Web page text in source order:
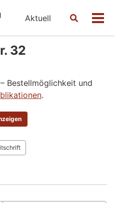
Aktuell
Toggle
32
Bestellmöglichkeit und
.